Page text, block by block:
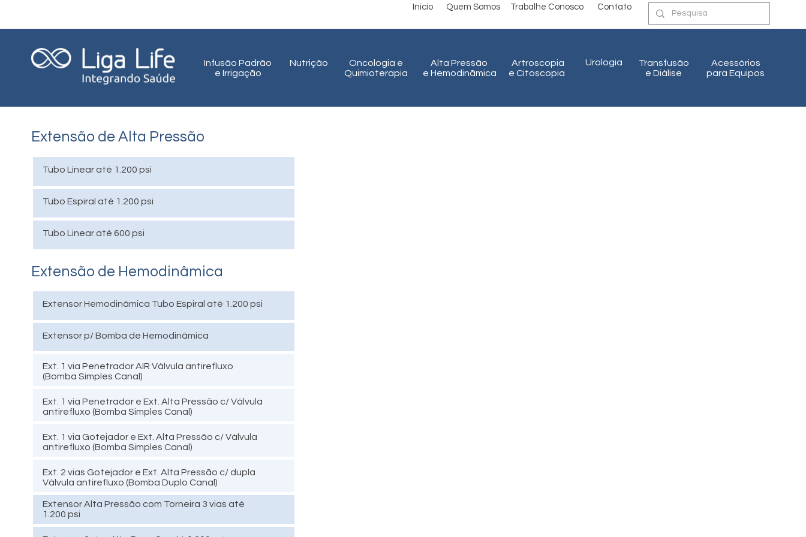
Início Quem Somos Trabalhe Conosco Contato
Infusão Padrão
e Irrigação
Nutrição
Oncologia e
Quimioterapia
Alta Pressão
e Hemodinãmica
Artroscopia
e Citoscopia
Urologia
Transfusão
e Diálise
Acessórios
para Equipos
Extensão de Alta Pressão
Tubo Linearaté 1.200 psi
Tubo Espiral até 1.200 psi
Tubo Linear até 600 psi
Extensão de Hemodinâmica
Extensor Hemodinâmica Tubo Espiral até 1.200 psi
Extensor p/ Bomba de Hemodinâmica
Ext. 1 via Penetrador AIR Válvula antirefluxo
(Bomba Simples Canal)
Ext. 1 via Penetrador e Ext. Alta Pressão c/ Válvula
antirefluxo (Bomba Simples Canal)
Ext. 1 via Gotejador e Ext. Alta Pressão c/ Válvula
antirefluxo (Bomba Simples Canal)
Ext. 2 vias Gotejador e Ext. Alta Pressão c/ dupla
Válvula antirefluxo (Bomba Duplo Canal)
Extensor Alta Pressão com Torneira 3 vias até
1.200 psi